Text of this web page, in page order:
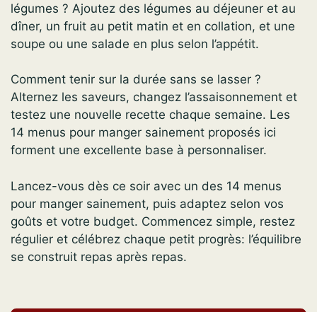
légumes ? Ajoutez des légumes au déjeuner et au
dîner, un fruit au petit matin et en collation, et une
soupe ou une salade en plus selon l’appétit.
Comment tenir sur la durée sans se lasser ?
Alternez les saveurs, changez l’assaisonnement et
testez une nouvelle recette chaque semaine. Les
14 menus pour manger sainement proposés ici
forment une excellente base à personnaliser.
Lancez-vous dès ce soir avec un des 14 menus
pour manger sainement, puis adaptez selon vos
goûts et votre budget. Commencez simple, restez
régulier et célébrez chaque petit progrès: l’équilibre
se construit repas après repas.